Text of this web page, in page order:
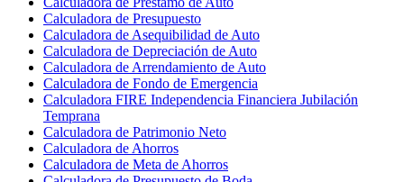
Calculadora de Presupuesto
Calculadora de Asequibilidad de Auto
Calculadora de Depreciación de Auto
Calculadora de Arrendamiento de Auto
Calculadora de Fondo de Emergencia
Calculadora FIRE Independencia Financiera Jubilación
Temprana
Calculadora de Patrimonio Neto
Calculadora de Ahorros
Calculadora de Meta de Ahorros